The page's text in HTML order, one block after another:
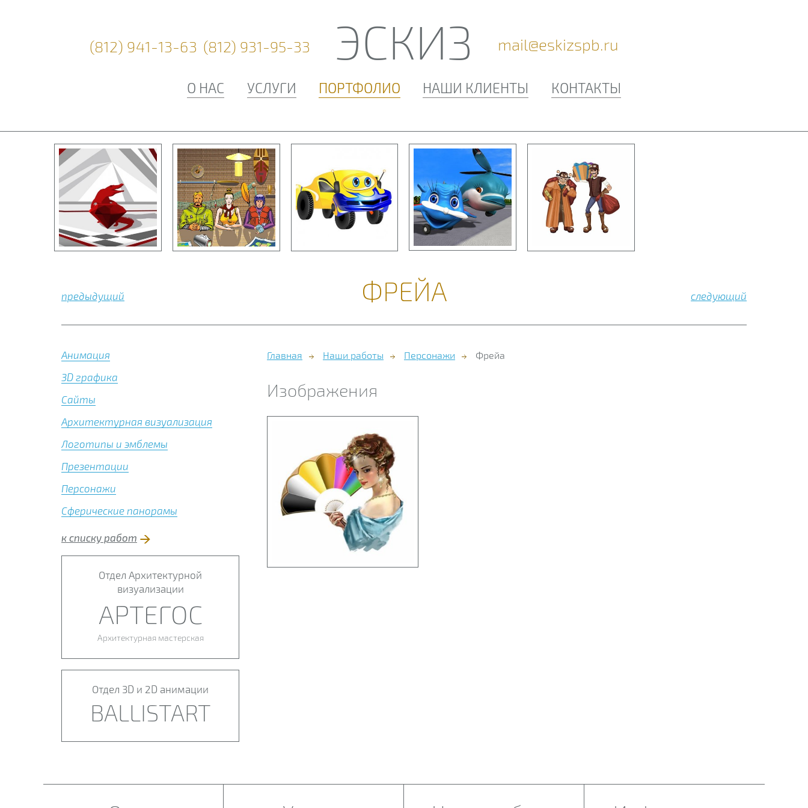
(812) 941-13-63 (812) 931-95-33 ЭСКИЗ mail@eskizspb.ru
О НАС УСЛУГИ ПОРТФОЛИО НАШИ КЛИЕНТЫ КОНТАКТЫ
предыдущий ФРЕЙА следующий
Анимация
3D графика
Сайты
Архитектурная визуализация
Логотипы и эмблемы
Презентации
Персонажи
Сферические панорамы
к списку работ
Отдел Архитектурной
визуализации
АРТЕГОС
Архитектурная мастерская
Отдел 3D и 2D анимации
BALLISTART
Главная Наши работы Персонажи Фрейа
Изображения